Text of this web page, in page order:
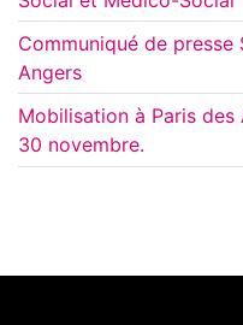
Communiqué de presse
Angers
Mobilisation à Paris
30 novembre.